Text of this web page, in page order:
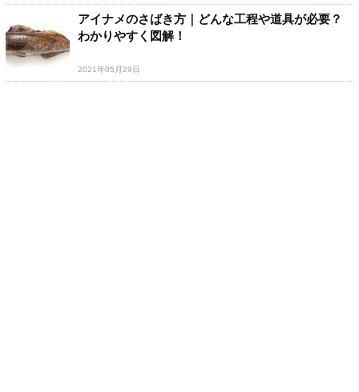
アイナメのさばき方｜どんな工程や道具が必要？
わかりやすく図解！
2021年05月29日